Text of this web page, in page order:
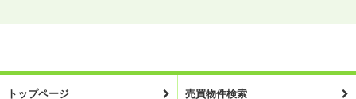
トップページ 売買物件検索